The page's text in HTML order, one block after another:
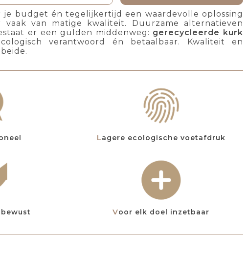
budget én tegelijkertijd een waardevolle oplossing
van matige kwaliteit. Duurzame alternatieven
er een gulden middenweg: gerecycleerde kurk
verantwoord én betaalbaar. Kwaliteit en
Lagere ecologische voetafdruk
bewust Voor elk doel inzetbaar